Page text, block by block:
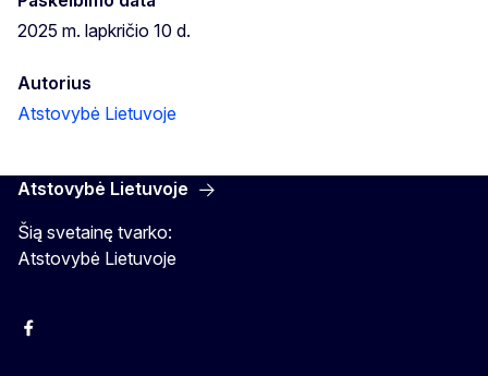
2025 m. lapkričio 10 d.
Autorius
Atstovybė Lietuvoje
Atstovybė Lietuvoje
Šią svetainę tvarko:
Atstovybė Lietuvoje
Facebook